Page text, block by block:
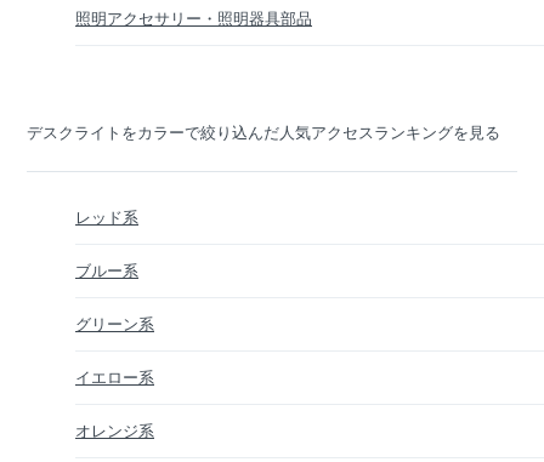
照明アクセサリー・照明器具部品
デスクライトをカラーで絞り込んだ人気アクセスランキングを見る
レッド系
ブルー系
グリーン系
イエロー系
オレンジ系